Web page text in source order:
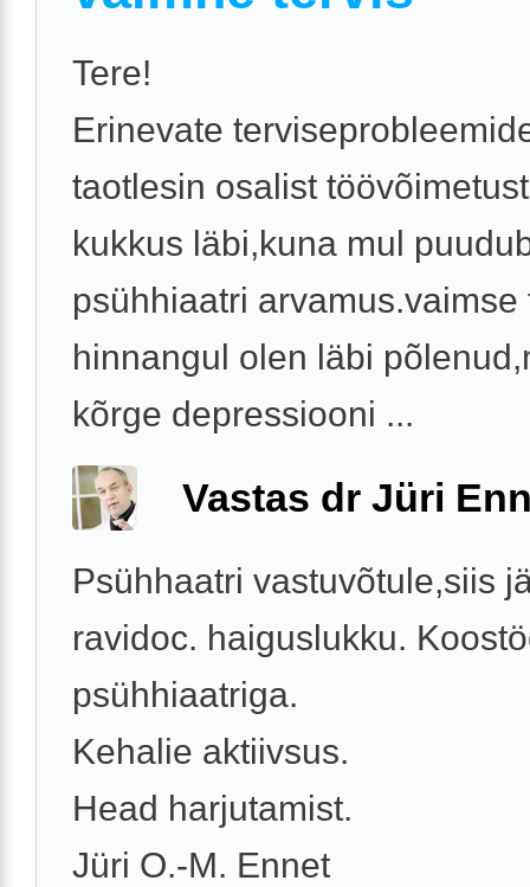
Tere!
Erinevate
taotlesin osalist
kukkus läbi,kuna mul
psühhiaatri arvamus.vaimse
hinnangul olen läbi
kõrge depressiooni ...
Vastas dr Jüri
Psühhaatri vastuvõtule,siis
ravidoc. haiguslukku.
psühhiaatriga.
Kehalie aktiivsus.
Head harjutamist.
Jüri O.-M. Ennet